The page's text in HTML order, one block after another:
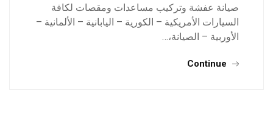
صيانة عفشة وتركيب مساعدات ومقصات لكافة
السيارات الأمريكية – الكورية – اليابانية – الألمانية –
الأوربية – الصيانة،…
Continue